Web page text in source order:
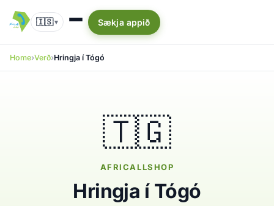
🇮🇸▾ Sækja appið
Home Verð Hringja í Tógó
🇹🇬
AFRICALLSHOP
Hringja í Tógó